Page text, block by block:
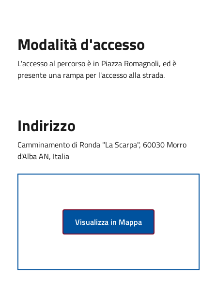
Modalità d'accesso
L'accesso al percorso è in Piazza Romagnoli, ed è
presente una rampa per l'accesso alla strada.
Indirizzo
Camminamento di Ronda "La Scarpa", 60030 Morro
d'Alba AN, Italia
Visualizza in Mappa